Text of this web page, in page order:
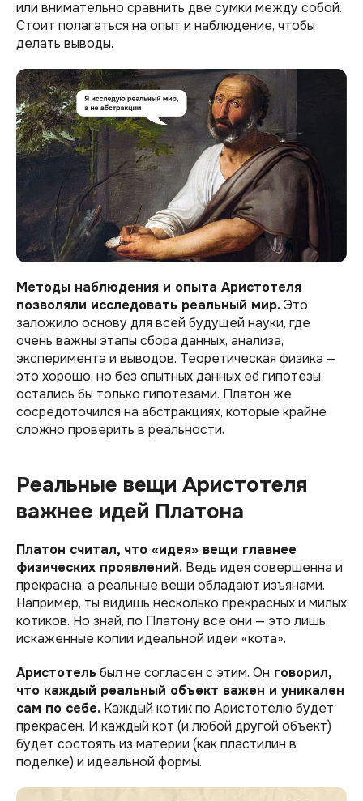
или внимательно сравнить две сумки между собой.
Стоит полагаться на опыт и наблюдение, чтобы
делать выводы.
Методы наблюдения и опыта Аристотеля
позволяли исследовать реальный мир.Это
заложило основу для всей будущей науки, где
очень важны этапы сбора данных, анализа,
эксперимента и выводов. Теоретическая физика —
это хорошо, но без опытных данных её гипотезы
остались бы только гипотезами. Платон же
сосредоточился на абстракциях, которые крайне
сложно проверить в реальности.
Реальные вещи Аристотеля
важнее идей Платона
Платон считал, что «‎идея»‎ вещи главнее
физических проявлений. Ведь идея совершенна и
прекрасна, а реальные вещи обладают изъянами.
Например, ты видишь несколько прекрасных и милых
котиков. Но знай, по Платону все они — это лишь
искаженные копии идеальной идеи «‎кота»‎.
Аристотельбыл не согласен с этим. Он говорил,
что каждый реальный объект важен и уникален
сам по себе. Каждый котик по Аристотелю будет
прекрасен. И каждый кот (и любой другой объект)
будет состоять из материи (как пластилин в
поделке) и идеальной формы.